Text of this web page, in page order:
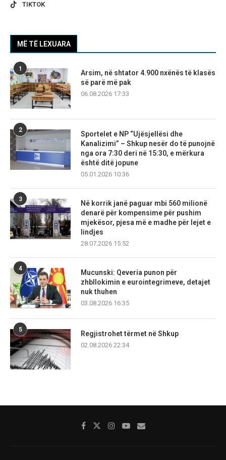
TIKTOK
MË TË LEXUARA
1
Arsim, në shtator 4.900 nxënës të klasës
së parë më pak
06.08.2026 17:33
2
Sportelet e NP “Ujësjellësi dhe
Kanalizimi” – Shkup nesër do të punojnë
nga ora 7:30 deri në 15:30, e mërkura
është ditë jopune
05.01.2026 10:36
3
Në korrik janë paguar mbi 560 milionë
denarë për kompensime për pushim
mjekësor, pjesa më e madhe për lejet e
lindjes
28.07.2026 15:52
4
Mucunski: Qeveria punon për
zhbllokimin e eurointegrimeve, detajet
nuk thuhen
03.08.2026 16:35
5
Regjistrohet tërmet në Shkup
02.08.2026 22:34